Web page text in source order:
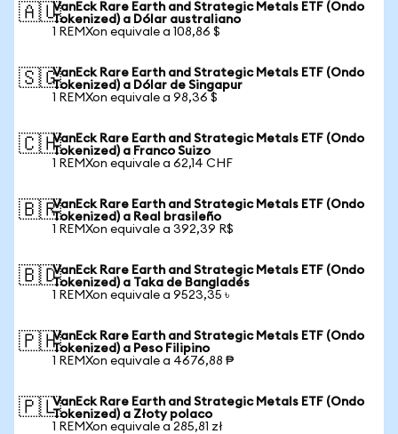
🇦🇺VanEck Rare Earth and Strategic Metals ETF (Ondo
Tokenized) a Dólar australiano
1 REMXon equivale a 108,86 $
🇸🇬VanEck Rare Earth and Strategic Metals ETF (Ondo
Tokenized) a Dólar de Singapur
1 REMXon equivale a 98,36 $
🇨🇭VanEck Rare Earth and Strategic Metals ETF (Ondo
Tokenized) a Franco Suizo
1 REMXon equivale a 62,14 CHF
🇧🇷VanEck Rare Earth and Strategic Metals ETF (Ondo
Tokenized) a Real brasileño
1 REMXon equivale a 392,39 R$
🇧🇩VanEck Rare Earth and Strategic Metals ETF (Ondo
Tokenized) a Taka de Bangladés
1 REMXon equivale a 9523,35 ৳
🇵🇭VanEck Rare Earth and Strategic Metals ETF (Ondo
Tokenized) a Peso Filipino
1 REMXon equivale a 4676,88 ₱
🇵🇱VanEck Rare Earth and Strategic Metals ETF (Ondo
Tokenized) a Złoty polaco
1 REMXon equivale a 285,81 zł